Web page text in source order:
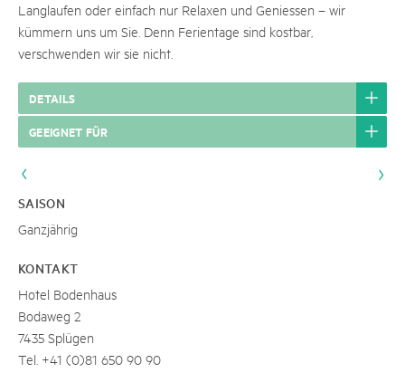
Langlaufen oder einfach nur Relaxen und Geniessen – wir
kümmern uns um Sie. Denn Ferientage sind kostbar,
verschwenden wir sie nicht.
DETAILS
GEEIGNET FÜR
SAISON
Ganzjährig
KONTAKT
Hotel Bodenhaus
Bodaweg 2
7435 Splügen
Tel. +41 (0)81 650 90 90